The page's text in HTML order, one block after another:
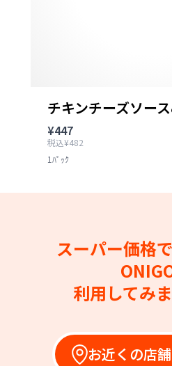
チキンチーズソー
¥447
税込¥482
1ﾊﾟｯｸ
スーパー価格
利用してみ
お近くの店